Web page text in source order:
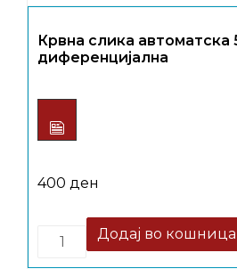
Крвна слика автоматска
диференцијална
400 ден
Quantity
Додај во кошница